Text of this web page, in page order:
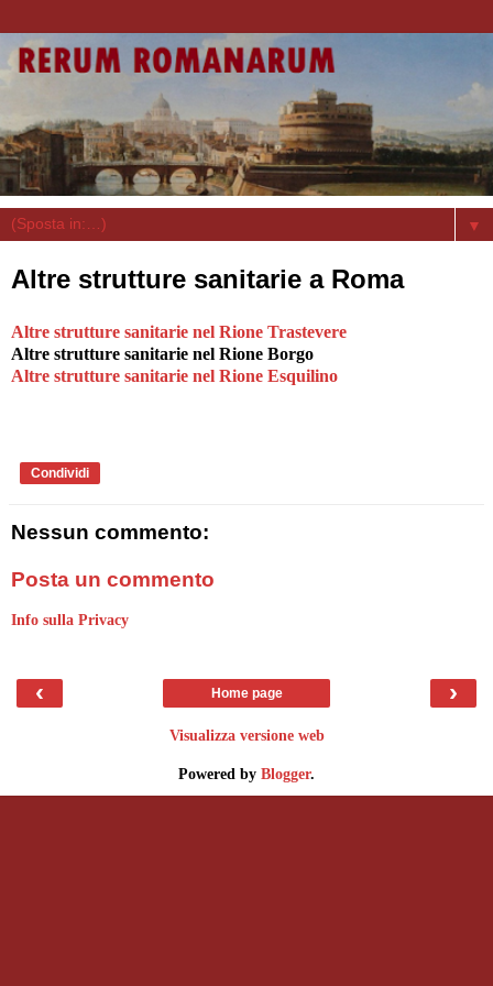
▼
Altre strutture sanitarie a Roma
Altre strutture sanitarie nel Rione Trastevere
Altre strutture sanitarie nel Rione Borgo
Altre strutture sanitarie nel Rione Esquilino
Condividi
Nessun commento:
Posta un commento
Info sulla Privacy
‹ ›
Home page
Visualizza versione web
Powered by Blogger.